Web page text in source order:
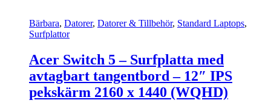
Bärbara, Datorer, Datorer & Tillbehör, Standard Laptops,
Surfplattor
Acer Switch 5 – Surfplatta med
avtagbart tangentbord – 12″ IPS
pekskärm 2160 x 1440 (WQHD)